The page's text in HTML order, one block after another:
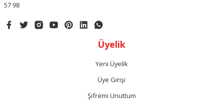
57 98
Üyelik
Yeni Üyelik
Üye Girişi
Şifremi Unuttum